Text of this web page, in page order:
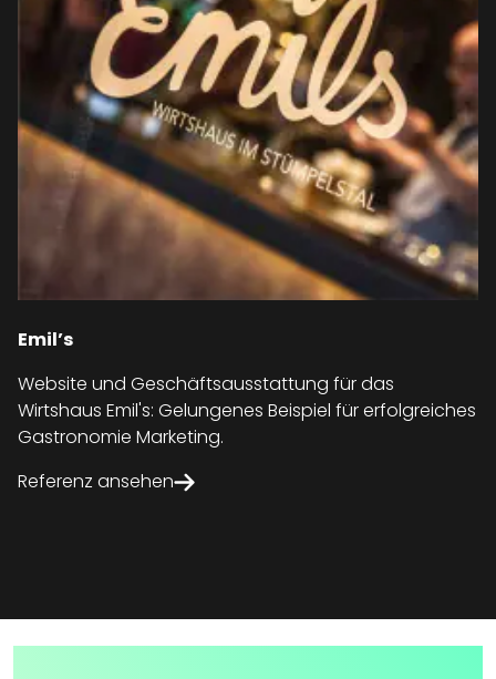
Emil’s
Website und Geschäftsausstattung für das
Wirtshaus Emil's: Gelungenes Beispiel für erfolgreiches
Gastronomie Marketing.
Referenz ansehen